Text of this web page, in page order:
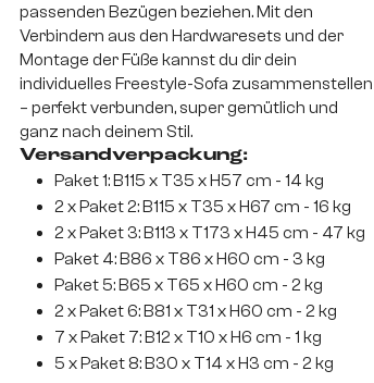
passenden Bezügen beziehen. Mit den
Verbindern aus den Hardwaresets und der
Montage der Füße kannst du dir dein
individuelles Freestyle-Sofa zusammenstellen
– perfekt verbunden, super gemütlich und
ganz nach deinem Stil.
Versandverpackung:
Paket 1: B115 x T35 x H57 cm - 14 kg
2 x Paket 2: B115 x T35 x H67 cm - 16 kg
2 x Paket 3: B113 x T173 x H45 cm - 47 kg
Paket 4: B86 x T86 x H60 cm - 3 kg
Paket 5: B65 x T65 x H60 cm - 2 kg
2 x Paket 6: B81 x T31 x H60 cm - 2 kg
7 x Paket 7: B12 x T10 x H6 cm - 1 kg
5 x Paket 8: B30 x T14 x H3 cm - 2 kg